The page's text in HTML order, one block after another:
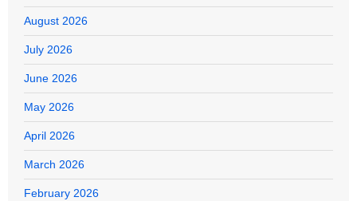
August 2026
July 2026
June 2026
May 2026
April 2026
March 2026
February 2026